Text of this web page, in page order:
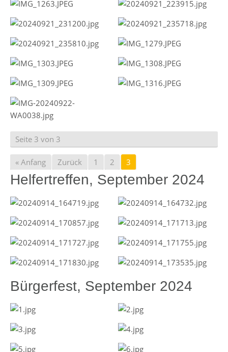
Seite 3 von 3
« Anfang Zurück 1 2 3
Helfertreffen, September 2024
Bürgerfest, September 2024